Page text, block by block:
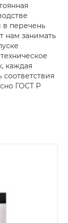
в перечень
нам занимать
каждая
ГОСТ Р